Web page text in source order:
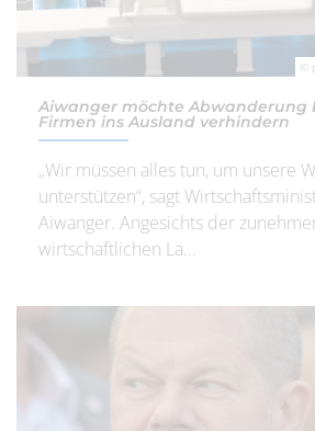
©
Aiwanger möchte Abwanderung
Firmen ins Ausland verhindern
„Wir müssen alles tun, um unsere
unterstützen“, sagt
Aiwanger. Angesichts der
wirtschaftlichen La...